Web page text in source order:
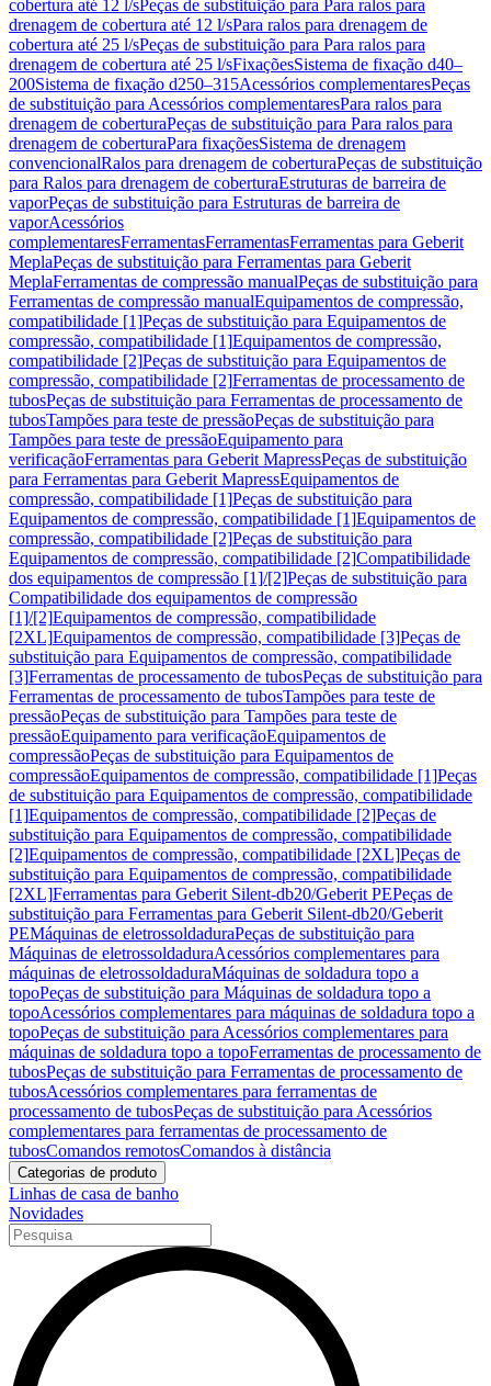
cobertura até 12 l/sPeças de substituição para Para ralos para
drenagem de cobertura até 12 l/sPara ralos para drenagem de
cobertura até 25 l/sPeças de substituição para Para ralos para
drenagem de cobertura até 25 l/sFixaçõesSistema de fixação d40–
200Sistema de fixação d250–315Acessórios complementaresPeças
de substituição para Acessórios complementaresPara ralos para
drenagem de coberturaPeças de substituição para Para ralos para
drenagem de coberturaPara fixaçõesSistema de drenagem
convencionalRalos para drenagem de coberturaPeças de substituição
para Ralos para drenagem de coberturaEstruturas de barreira de
vaporPeças de substituição para Estruturas de barreira de
vaporAcessórios
complementaresFerramentasFerramentasFerramentas para Geberit
MeplaPeças de substituição para Ferramentas para Geberit
MeplaFerramentas de compressão manualPeças de substituição para
Ferramentas de compressão manualEquipamentos de compressão,
compatibilidade [1]Peças de substituição para Equipamentos de
compressão, compatibilidade [1]Equipamentos de compressão,
compatibilidade [2]Peças de substituição para Equipamentos de
compressão, compatibilidade [2]Ferramentas de processamento de
tubosPeças de substituição para Ferramentas de processamento de
tubosTampões para teste de pressãoPeças de substituição para
Tampões para teste de pressãoEquipamento para
verificaçãoFerramentas para Geberit MapressPeças de substituição
para Ferramentas para Geberit MapressEquipamentos de
compressão, compatibilidade [1]Peças de substituição para
Equipamentos de compressão, compatibilidade [1]Equipamentos de
compressão, compatibilidade [2]Peças de substituição para
Equipamentos de compressão, compatibilidade [2]Compatibilidade
dos equipamentos de compressão [1]/[2]Peças de substituição para
Compatibilidade dos equipamentos de compressão
[1]/[2]Equipamentos de compressão, compatibilidade
[2XL]Equipamentos de compressão, compatibilidade [3]Peças de
substituição para Equipamentos de compressão, compatibilidade
[3]Ferramentas de processamento de tubosPeças de substituição para
Ferramentas de processamento de tubosTampões para teste de
pressãoPeças de substituição para Tampões para teste de
pressãoEquipamento para verificaçãoEquipamentos de
compressãoPeças de substituição para Equipamentos de
compressãoEquipamentos de compressão, compatibilidade [1]Peças
de substituição para Equipamentos de compressão, compatibilidade
[1]Equipamentos de compressão, compatibilidade [2]Peças de
substituição para Equipamentos de compressão, compatibilidade
[2]Equipamentos de compressão, compatibilidade [2XL]Peças de
substituição para Equipamentos de compressão, compatibilidade
[2XL]Ferramentas para Geberit Silent-db20/Geberit PEPeças de
substituição para Ferramentas para Geberit Silent-db20/Geberit
PEMáquinas de eletrossoldaduraPeças de substituição para
Máquinas de eletrossoldaduraAcessórios complementares para
máquinas de eletrossoldaduraMáquinas de soldadura topo a
topoPeças de substituição para Máquinas de soldadura topo a
topoAcessórios complementares para máquinas de soldadura topo a
topoPeças de substituição para Acessórios complementares para
máquinas de soldadura topo a topoFerramentas de processamento de
tubosPeças de substituição para Ferramentas de processamento de
tubosAcessórios complementares para ferramentas de
processamento de tubosPeças de substituição para Acessórios
complementares para ferramentas de processamento de
tubosComandos remotosComandos à distância
Categorias de produto
Linhas de casa de banho
Novidades